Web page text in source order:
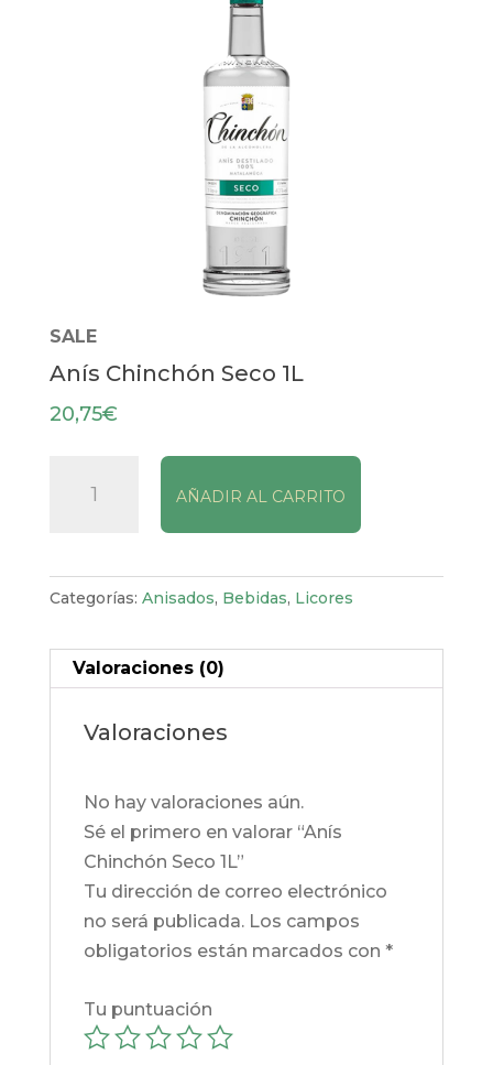
SALE
Anís Chinchón Seco 1L
20,75€
Chinchón
cantidad
AÑADIR AL CARRITO
Categorías: Anisados, Bebidas, Licores
Valoraciones (0)
Valoraciones
No hay valoraciones aún.
Sé el primero en valorar “Anís
Chinchón Seco 1L”
Tu dirección de correo electrónico
no será publicada. Los campos
obligatorios están marcados con *
Tu puntuación